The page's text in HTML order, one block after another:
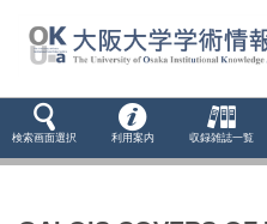
検索画面選択 利用案内 収録雑誌一覧